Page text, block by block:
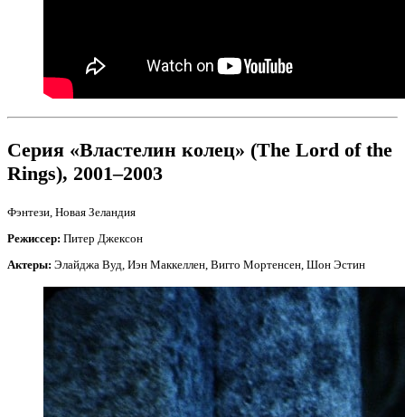
Серия «Властелин колец» (The Lord of the
Rings), 2001–2003
Фэнтези, Новая Зеландия
Режиссер: Питер Джексон
Актеры: Элайджа Вуд, Иэн Маккеллен, Вигго Мортенсен, Шон Эстин